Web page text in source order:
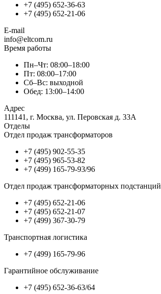
+7 (495) 652-36-63
+7 (495) 652-21-06
E-mail
info@eltcom.ru
Время работы
Пн–Чт: 08:00–18:00
Пт: 08:00–17:00
Сб–Вс: выходной
Обед: 13:00–14:00
Адрес
111141, г. Москва, ул. Перовская д. 33А
Отделы
Отдел продаж трансформаторов
+7 (495) 902-55-35
+7 (495) 965-53-82
+7 (499) 165-79-93/96
Отдел продаж трансформаторных подстанций
+7 (495) 652-21-06
+7 (495) 652-21-07
+7 (499) 367-30-79
Транспортная логистика
+7 (499) 165-79-96
Гарантийное обслуживание
+7 (495) 652-36-63/64